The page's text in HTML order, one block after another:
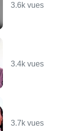
3.6k vues
3.4k vues
3.7k vues